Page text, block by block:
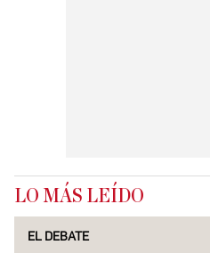
LO MÁS LEÍDO
EL DEBATE